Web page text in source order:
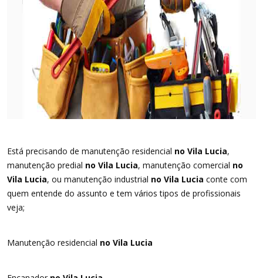
Está precisando de manutenção residencial no Vila Lucia,
manutenção predial no Vila Lucia, manutenção comercial no
Vila Lucia, ou manutenção industrial no Vila Lucia conte com
quem entende do assunto e tem vários tipos de profissionais
veja;
Manutenção residencial no Vila Lucia